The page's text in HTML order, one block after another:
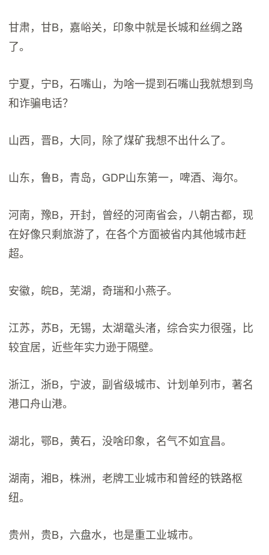
甘肃，甘B，嘉峪关，印象中就是长城和丝绸之路
了。
宁夏，宁B，石嘴山，为啥一提到石嘴山我就想到鸟
和诈骗电话？
山西，晋B，大同，除了煤矿我想不出什么了。
山东，鲁B，青岛，GDP山东第一，啤酒、海尔。
河南，豫B，开封，曾经的河南省会，八朝古都，现
在好像只剩旅游了，在各个方面被省内其他城市赶
超。
安徽，皖B，芜湖，奇瑞和小燕子。
江苏，苏B，无锡，太湖鼋头渚，综合实力很强，比
较宜居，近些年实力逊于隔壁。
浙江，浙B，宁波，副省级城市、计划单列市，著名
港口舟山港。
湖北，鄂B，黄石，没啥印象，名气不如宜昌。
湖南，湘B，株洲，老牌工业城市和曾经的铁路枢
纽。
贵州，贵B，六盘水，也是重工业城市。